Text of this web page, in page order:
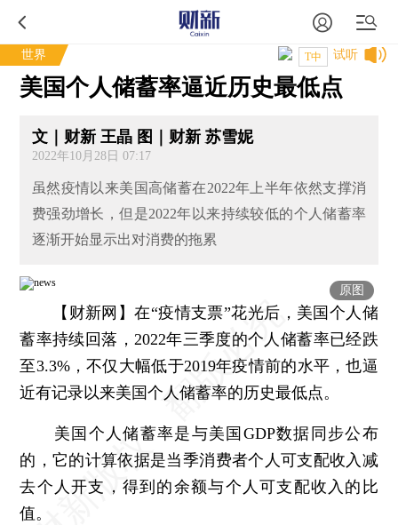
世界 试听
T中
美国个人储蓄率逼近历史最低点
文｜财新 王晶 图｜财新 苏雪妮
2022年10月28日 07:17
虽然疫情以来美国高储蓄在2022年上半年依然支撑消
费强劲增长，但是2022年以来持续较低的个人储蓄率
逐渐开始显示出对消费的拖累
原图
【财新网】在“疫情支票”花光后，美国个人储
蓄率持续回落，2022年三季度的个人储蓄率已经跌
至3.3%，不仅大幅低于2019年疫情前的水平，也逼
近有记录以来美国个人储蓄率的历史最低点。
美国个人储蓄率是与美国GDP数据同步公布
的，它的计算依据是当季消费者个人可支配收入减
去个人开支，得到的余额与个人可支配收入的比
值。